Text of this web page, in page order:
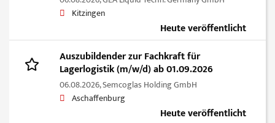
Kitzingen
Heute veröffentlicht
Auszubildender zur Fachkraft für
Lagerlogistik (m/w/d) ab 01.09.2026
06.08.2026,Semcoglas Holding GmbH
Aschaffenburg
Heute veröffentlicht